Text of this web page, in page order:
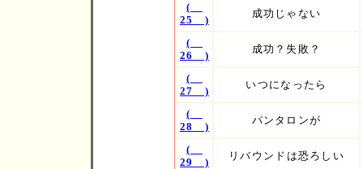
(
25 )
成功じゃない
(
26 )
成功？失敗？
(
27 )
いつになったら
(
28 )
パンタロンが
(
29 )
リバウンドは恐ろしい